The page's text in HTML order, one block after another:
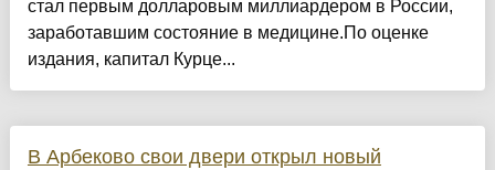
стал первым долларовым миллиардером в России,
заработавшим состояние в медицине.По оценке
издания, капитал Курце...
В Арбеково свои двери открыл новый